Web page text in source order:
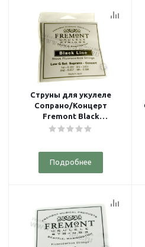
Струны для укулеле
Сопрано/Концерт
Fremont Black
Fluorocarbon STR-FMG
Подробнее